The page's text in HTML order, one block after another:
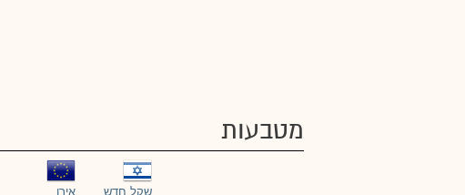
מטבעות
שקל חדש אירו